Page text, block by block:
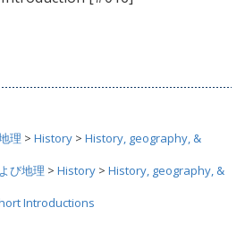
理 > History > History, geography, &
び地理 > History > History, geography, &
Introductions